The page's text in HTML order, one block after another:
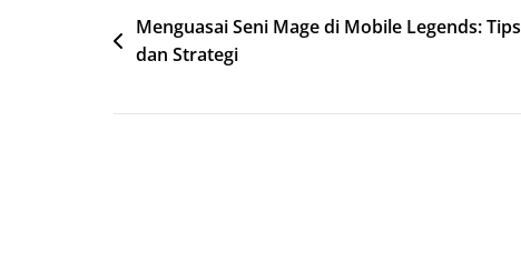
Post
navigation
Menguasai Seni Mage di Mobile Legends: Tips
dan Strategi